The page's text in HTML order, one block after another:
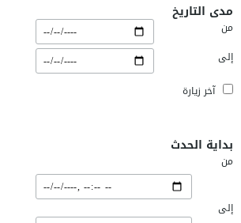
مدى التاريخ
من
إلى
آخر زيارة
بداية الحدث
من
إلى